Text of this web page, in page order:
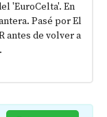
'EuroCelta'. En
Pasé por El
antes de volver a